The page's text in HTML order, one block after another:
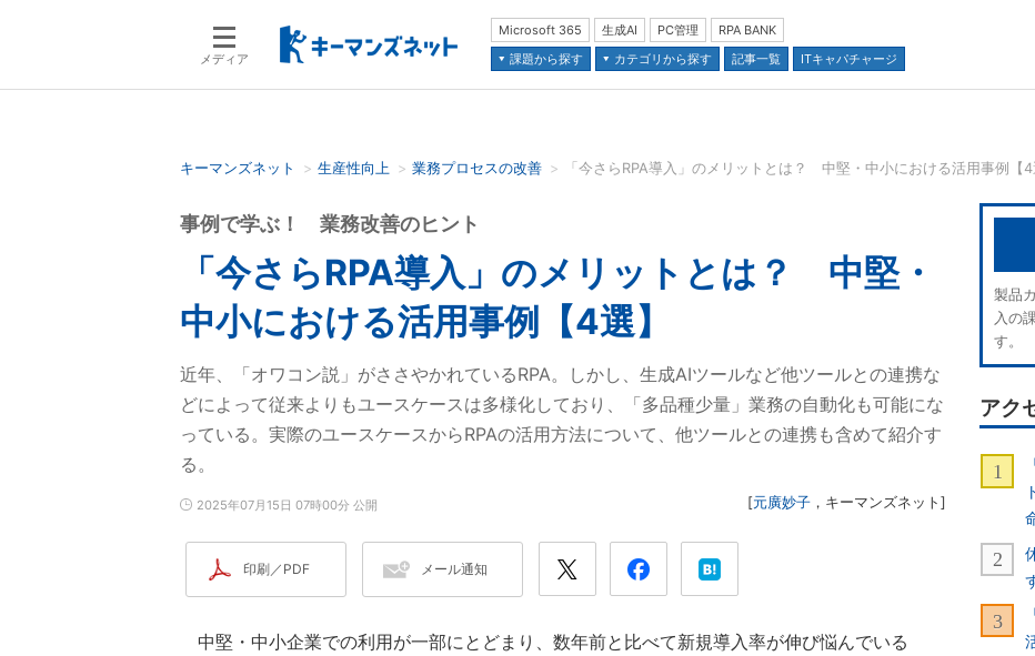
メディア
Microsoft 365 生成AI PC管理
RPA BANK
課題から探す
カテゴリから探す 記事一覧 ITキャパチャージ
検索語を入力してください 並び順：
キーマンズネット 生産性向上 業務プロセスの改善 「今さらRPA導入」のメリットとは？ 中堅・中小における活用事例
「今さらRPA導入」のメリットとは？ 中堅・
中小における活用事例【4選】
事例で学ぶ！ 業務改善のヒント
近年、「オワコン説」がささやかれているRPA。しかし、生成AIツールなど他ツールとの連携な
どによって従来よりもユースケースは多様化しており、「多品種少量」業務の自動化も可能にな
っている。実際のユースケースからRPAの活用方法について、他ツールとの連携も含めて紹介す
る。
2025年07月15日 07時00分 公開 [元廣妙子 ， キーマンズネット ]
印刷／PDF メール通知
中堅・中小企業での利用が一部にとどまり、数年前と比べて新規導入率が伸び悩んでいる
製品
入の
す。
アク